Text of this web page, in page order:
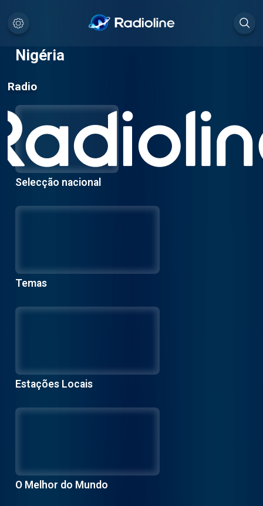
Nigéria
Radio
Selecção nacional
Temas
Estações Locais
O Melhor do Mundo